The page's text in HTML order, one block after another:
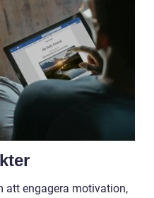
att engagera motivation,